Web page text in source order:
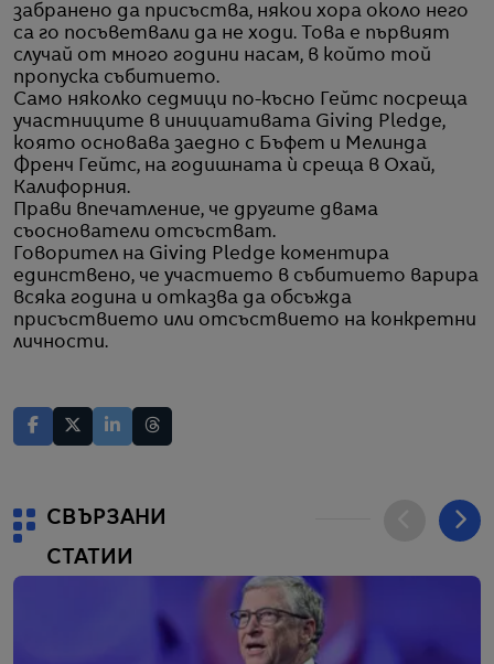
забранено да присъства, някои хора около него
са го посъветвали да не ходи. Това е първият
случай от много години насам, в който той
пропуска събитието.
Само няколко седмици по-късно Гейтс посреща
участниците в инициативата Giving Pledge,
която основава заедно с Бъфет и Мелинда
Френч Гейтс, на годишната ѝ среща в Охай,
Калифорния.
Прави впечатление, че другите двама
съоснователи отсъстват.
Говорител на Giving Pledge коментира
единствено, че участието в събитието варира
всяка година и отказва да обсъжда
присъствието или отсъствието на конкретни
личности.
СВЪРЗАНИ
СТАТИИ